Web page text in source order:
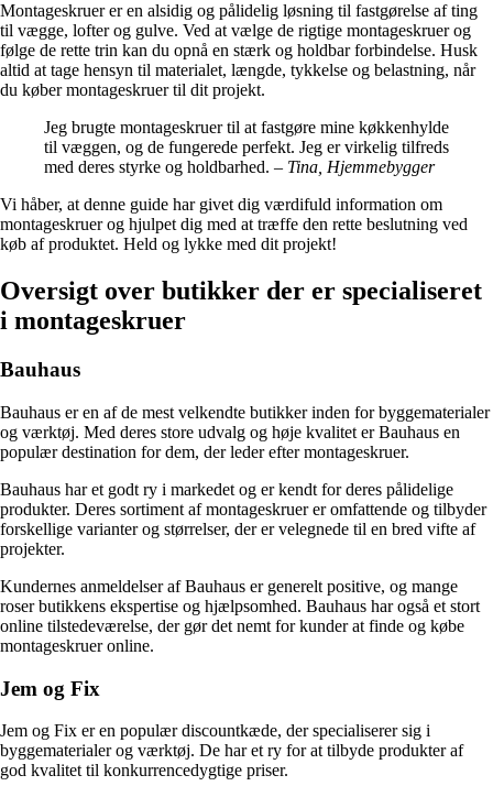
Montageskruer er en alsidig og pålidelig løsning til fastgørelse af ting
til vægge, lofter og gulve. Ved at vælge de rigtige montageskruer og
følge de rette trin kan du opnå en stærk og holdbar forbindelse. Husk
altid at tage hensyn til materialet, længde, tykkelse og belastning, når
du køber montageskruer til dit projekt.
Jeg brugte montageskruer til at fastgøre mine køkkenhylde
til væggen, og de fungerede perfekt. Jeg er virkelig tilfreds
med deres styrke og holdbarhed. – Tina, Hjemmebygger
Vi håber, at denne guide har givet dig værdifuld information om
montageskruer og hjulpet dig med at træffe den rette beslutning ved
køb af produktet. Held og lykke med dit projekt!
Oversigt over butikker der er specialiseret
i montageskruer
Bauhaus
Bauhaus er en af de mest velkendte butikker inden for byggematerialer
og værktøj. Med deres store udvalg og høje kvalitet er Bauhaus en
populær destination for dem, der leder efter montageskruer.
Bauhaus har et godt ry i markedet og er kendt for deres pålidelige
produkter. Deres sortiment af montageskruer er omfattende og tilbyder
forskellige varianter og størrelser, der er velegnede til en bred vifte af
projekter.
Kundernes anmeldelser af Bauhaus er generelt positive, og mange
roser butikkens ekspertise og hjælpsomhed. Bauhaus har også et stort
online tilstedeværelse, der gør det nemt for kunder at finde og købe
montageskruer online.
Jem og Fix
Jem og Fix er en populær discountkæde, der specialiserer sig i
byggematerialer og værktøj. De har et ry for at tilbyde produkter af
god kvalitet til konkurrencedygtige priser.